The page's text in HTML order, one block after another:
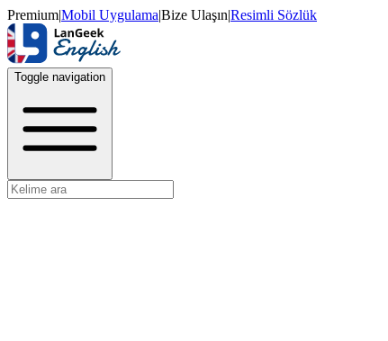
Premium|Mobil Uygulama|Bize Ulaşın|Resimli Sözlük
Toggle navigation